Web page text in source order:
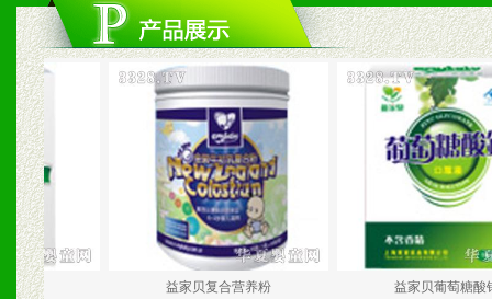
益家贝复合营养粉 益家贝葡萄糖酸锌